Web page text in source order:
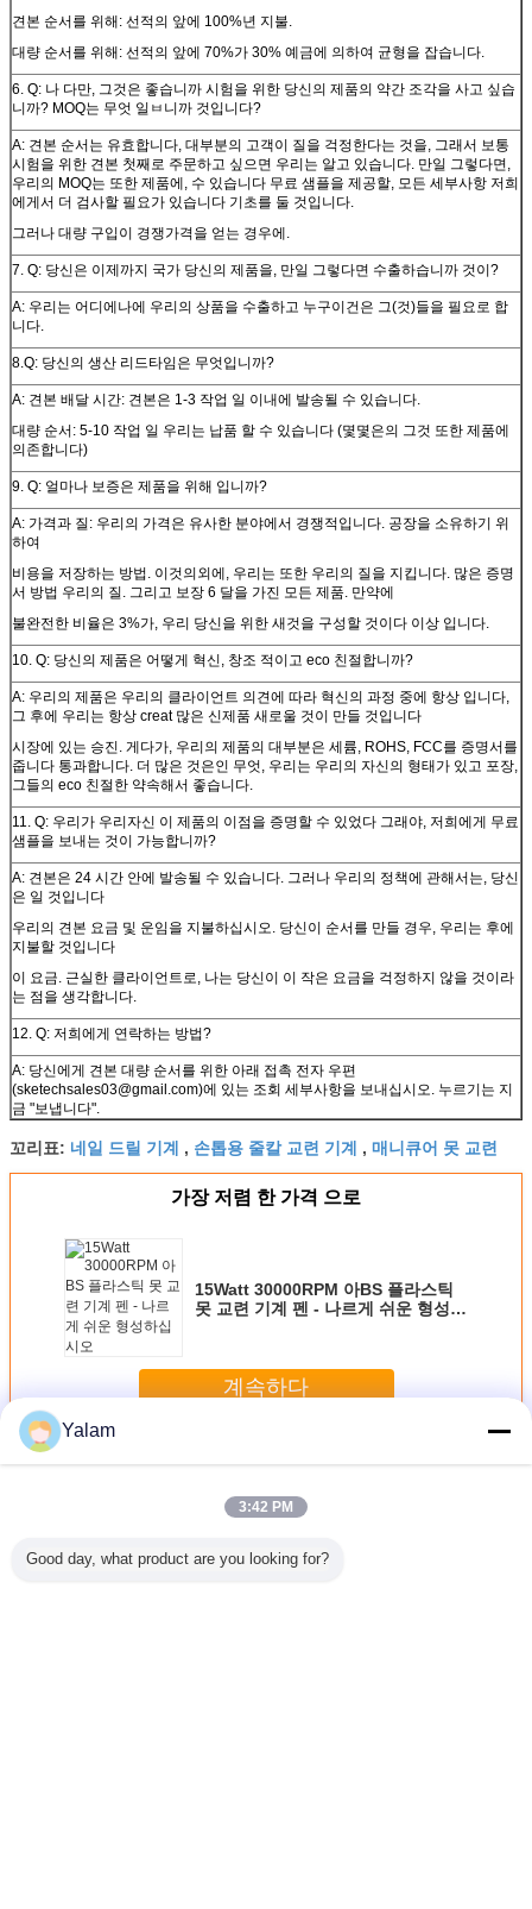
견본 순서를 위해: 선적의 앞에 100%년 지불.
대량 순서를 위해: 선적의 앞에 70%가 30% 예금에 의하여 균형을 잡습니다.
6. Q: 나 다만, 그것은 좋습니까 시험을 위한 당신의 제품의 약간 조각을 사고 싶습
니까? MOQ는 무엇 일ㅂ니까 것입니다?
A: 견본 순서는 유효합니다, 대부분의 고객이 질을 걱정한다는 것을, 그래서 보통
시험을 위한 견본 첫째로 주문하고 싶으면 우리는 알고 있습니다. 만일 그렇다면,
우리의 MOQ는 또한 제품에, 수 있습니다 무료 샘플을 제공할, 모든 세부사항 저희
에게서 더 검사할 필요가 있습니다 기초를 둘 것입니다.
그러나 대량 구입이 경쟁가격을 얻는 경우에.
7. Q: 당신은 이제까지 국가 당신의 제품을, 만일 그렇다면 수출하습니까 것이?
A: 우리는 어디에나에 우리의 상품을 수출하고 누구이건은 그(것)들을 필요로 합
니다.
8.Q: 당신의 생산 리드타임은 무엇입니까?
A: 견본 배달 시간: 견본은 1-3 작업 일 이내에 발송될 수 있습니다.
대량 순서: 5-10 작업 일 우리는 납품 할 수 있습니다 (몇몇은의 그것 또한 제품에
의존합니다)
9. Q: 얼마나 보증은 제품을 위해 입니까?
A: 가격과 질: 우리의 가격은 유사한 분야에서 경쟁적입니다. 공장을 소유하기 위
하여
비용을 저장하는 방법. 이것의외에, 우리는 또한 우리의 질을 지킵니다. 많은 증명
서 방법 우리의 질. 그리고 보장 6 달을 가진 모든 제품. 만약에
불완전한 비율은 3%가, 우리 당신을 위한 새것을 구성할 것이다 이상 입니다.
10. Q: 당신의 제품은 어떻게 혁신, 창조 적이고 eco 친절합니까?
A: 우리의 제품은 우리의 클라이언트 의견에 따라 혁신의 과정 중에 항상 입니다,
그 후에 우리는 항상 creat 많은 신제품 새로울 것이 만들 것입니다
시장에 있는 승진. 게다가, 우리의 제품의 대부분은 세륨, ROHS, FCC를 증명서를
줍니다 통과합니다. 더 많은 것은인 무엇, 우리는 우리의 자신의 형태가 있고 포장,
그들의 eco 친절한 약속해서 좋습니다.
11. Q: 우리가 우리자신 이 제품의 이점을 증명할 수 있었다 그래야, 저희에게 무료
샘플을 보내는 것이 가능합니까?
A: 견본은 24 시간 안에 발송될 수 있습니다. 그러나 우리의 정책에 관해서는, 당신
은 일 것입니다
우리의 견본 요금 및 운임을 지불하십시오. 당신이 순서를 만들 경우, 우리는 후에
지불할 것입니다
이 요금. 근실한 클라이언트로, 나는 당신이 이 작은 요금을 걱정하지 않을 것이라
는 점을 생각합니다.
12. Q: 저희에게 연락하는 방법?
A: 당신에게 견본 대량 순서를 위한 아래 접촉 전자 우편
(sketechsales03@gmail.com)에 있는 조회 세부사항을 보내십시오. 누르기는 지
금 "보냅니다".
꼬리표: 네일 드릴 기계 , 손톱용 줄칼 교련 기계 , 매니큐어 못 교련
가장 저렴 한 가격 으로
15Watt 30000RPM 아BS 플라스틱
못 교련 기계 펜 - 나르게 쉬운 형성하
계속하다
더 많은 것
Yalam
3:42 PM
Good day, what product are you looking for?